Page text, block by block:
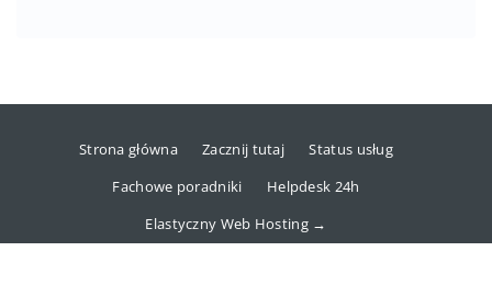
Strona główna Zacznij tutaj
Status usług
Fachowe poradniki
Helpdesk 24h
Elastyczny Web Hosting →